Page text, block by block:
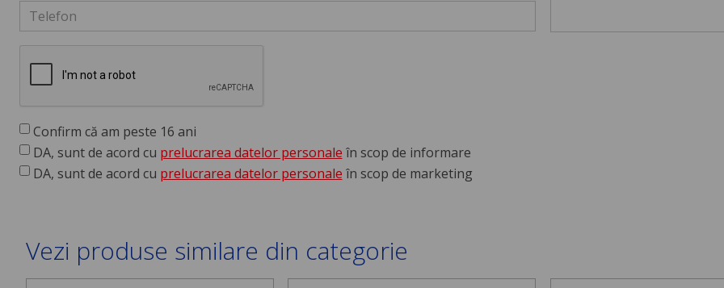
Confirm că am peste 16 ani
DA, sunt de acord cu prelucrarea datelor personale în scop de informare
DA, sunt de acord cu prelucrarea datelor personale în scop de marketing
Vezi produse similare din categorie